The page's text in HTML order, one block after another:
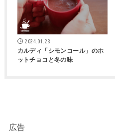
2024.01.28
カルディ「シモンコール」のホ
ットチョコと冬の味
広告